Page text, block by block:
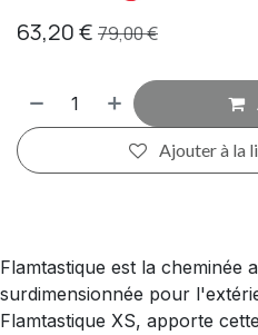
63,20€ 79,00€
Ajouter à la
Flamtastique est la cheminée
surdimensionnée pour
Flamtastique XS, apporte